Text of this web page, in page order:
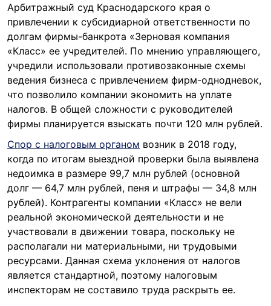
Арбитражный суд Краснодарского края о
привлечении к субсидиарной ответственности по
долгам фирмы-банкрота «Зерновая компания
«Класс» ее учредителей. По мнению управляющего,
учредили использовали противозаконные схемы
ведения бизнеса с привлечением фирм-однодневок,
что позволило компании экономить на уплате
налогов. В общей сложности с руководителей
фирмы планируется взыскать почти 120 млн рублей.
Спор с налоговым органом возник в 2018 году,
когда по итогам выездной проверки была выявлена
недоимка в размере 99,7 млн рублей (основной
долг — 64,7 млн рублей, пеня и штрафы — 34,8 млн
рублей). Контрагенты компании «Класс» не вели
реальной экономической деятельности и не
участвовали в движении товара, поскольку не
располагали ни материальными, ни трудовыми
ресурсами. Данная схема уклонения от налогов
является стандартной, поэтому налоговым
инспекторам не составило труда раскрыть ее.